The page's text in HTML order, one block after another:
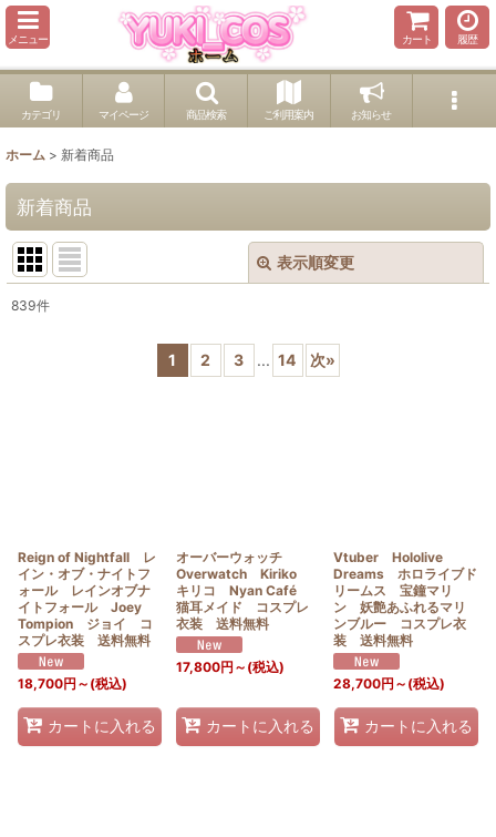
メニュー カート 履歴
カテゴリ マイページ 商品検索 ご利用案内 お知らせ
ホーム > 新着商品
新着商品
表示順変更
839件
1 2 3 ... 14 次»
Reign of Nightfall レ
イン・オブ・ナイトフ
ォール レインオブナ
イトフォール Joey
Tompion ジョイ コ
スプレ衣装 送料無料
18,700円 ～ (税込)
カートに入れる
オーバーウォッチ
Overwatch Kiriko
キリコ Nyan Café
猫耳メイド コスプレ
衣装 送料無料
17,800円 ～ (税込)
カートに入れる
Vtuber Hololive
Dreams ホロライブド
リームス 宝鐘マリ
ン 妖艶あふれるマリ
ンブルー コスプレ衣
装 送料無料
28,700円 ～ (税込)
カートに入れる